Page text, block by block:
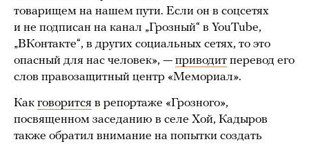
товарищем на нашем пути. Если он в соцсетях
и не подписан на канал „Грозный“ в YouTube,
„ВКонтакте“, в других социальных сетях, то это
опасный для нас человек», — приводит перевод его
слов правозащитный центр «Мемориал».
Как говорится в репортаже «Грозного»,
посвященном заседанию в селе Хой, Кадыров
также обратил внимание на попытки создать